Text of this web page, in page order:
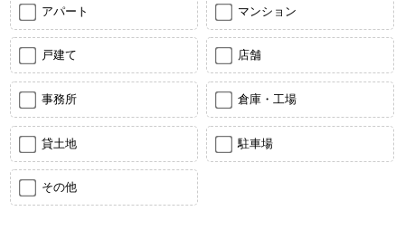
アパート マンション
戸建て 店舗
事務所 倉庫・工場
貸土地 駐車場
その他